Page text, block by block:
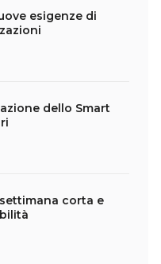
esigenze di
dello Smart
corta e